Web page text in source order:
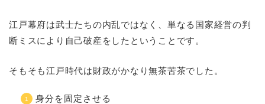
江戸幕府は武士たちの内乱ではなく、単なる国家経営の判
断ミスにより自己破産をしたということです。
そもそも江戸時代は財政がかなり無茶苦茶でした。
身分を固定させる